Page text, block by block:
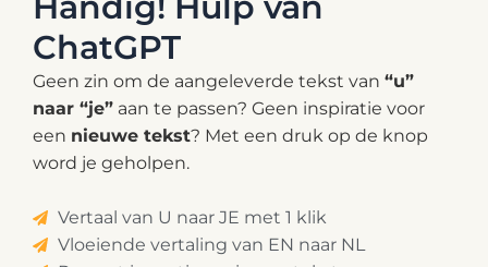
ChatGPT
Geen zin om de aangeleverde tekst van “u”
naar “je” aan te passen? Geen inspiratie voor
een nieuwe tekst? Met een druk op de knop
word je geholpen.
Vertaal van U naar JE met 1 klik
Vloeiende vertaling van EN naar NL